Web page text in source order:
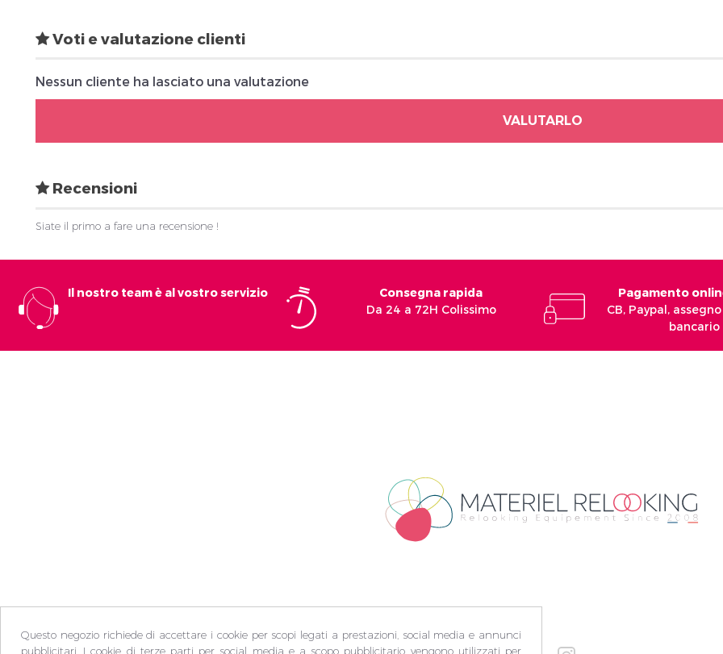
Voti e valutazione clienti
Nessun cliente ha lasciato una valutazione
VALUTARLO
Recensioni
Siate il primo a fare una recensione !
Il nostro team è al vostro servizio
Consegna rapida
Da 24 a 72H Colissimo
Pagamento
CB, Paypal,
bancario
Questo negozio richiede di accettare i cookie per scopi legati a prestazioni, social media e annunci
pubblicitari. I cookie di terze parti per social media e a scopo pubblicitario vengono utilizzati per